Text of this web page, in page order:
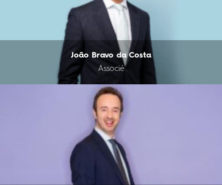
João Bravo da Costa
Associé